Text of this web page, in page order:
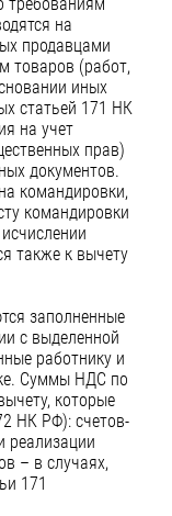
на
продавцами
товаров (работ,
иных
статьей 171 НК
на учет
прав)
документов.
командировки,
командировки
также к вычету
заполненные
с выделенной
работнику и
Суммы НДС по
которые
НК РФ): счетов-
реализации
– в случаях,
171